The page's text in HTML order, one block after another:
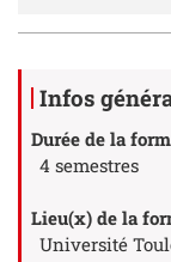
Infos
Durée de la
4 semestres
Lieu(x) de la
Université